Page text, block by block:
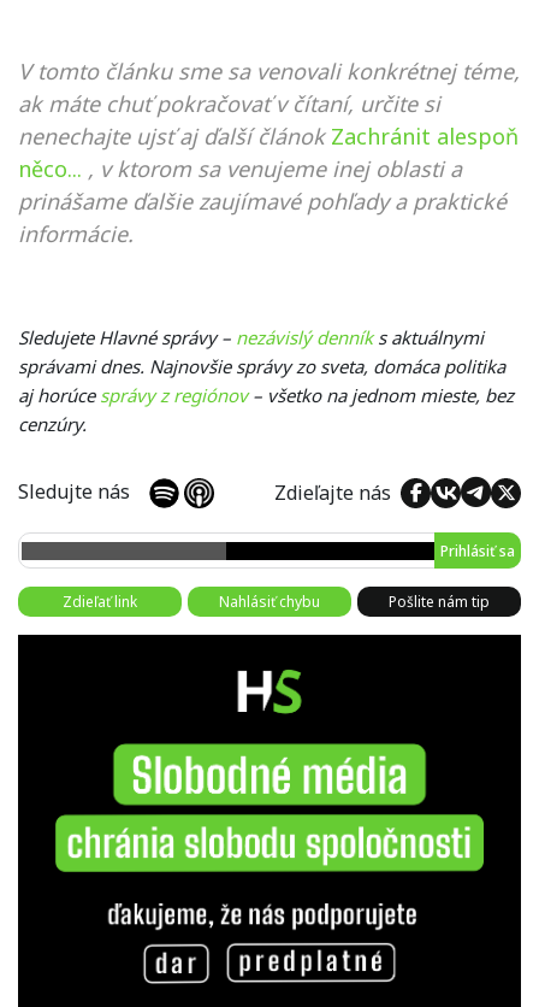
V tomto článku sme sa venovali konkrétnej téme,
ak máte chuť pokračovať v čítaní, určite si
nenechajte ujsť aj ďalší článok Zachránit alespoň
něco... , v ktorom sa venujeme inej oblasti a
prinášame ďalšie zaujímavé pohľady a praktické
informácie.
Sledujete Hlavné správy – nezávislý denníks aktuálnymi
správami dnes. Najnovšie správy zo sveta, domáca politika
aj horúce správy z regiónov– všetko na jednom mieste, bez
cenzúry.
Sledujte nás Zdieľajte nás
Prihlásiť sa
Zdieľať link Nahlásiť chybu Pošlite nám tip